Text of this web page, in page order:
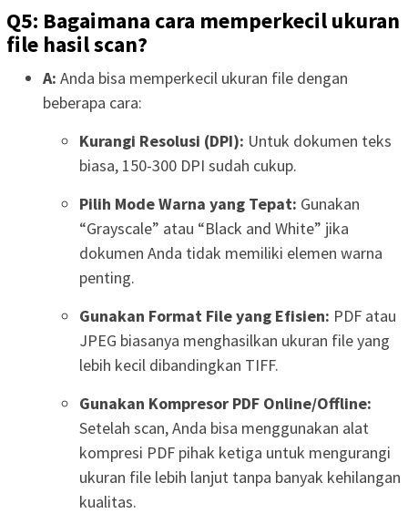
Q5: Bagaimana cara memperkecil ukuran
file hasil scan?
A: Anda bisa memperkecil ukuran file dengan
beberapa cara:
Kurangi Resolusi (DPI): Untuk dokumen teks
biasa, 150-300 DPI sudah cukup.
Pilih Mode Warna yang Tepat: Gunakan
“Grayscale” atau “Black and White” jika
dokumen Anda tidak memiliki elemen warna
penting.
Gunakan Format File yang Efisien: PDF atau
JPEG biasanya menghasilkan ukuran file yang
lebih kecil dibandingkan TIFF.
Gunakan Kompresor PDF Online/Offline:
Setelah scan, Anda bisa menggunakan alat
kompresi PDF pihak ketiga untuk mengurangi
ukuran file lebih lanjut tanpa banyak kehilangan
kualitas.